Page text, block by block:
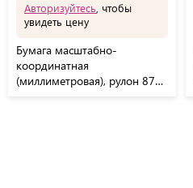
Авторизуйтесь , чтобы
увидеть цену
Бумага масштабно-
координатная
(миллиметровая), рулон 878